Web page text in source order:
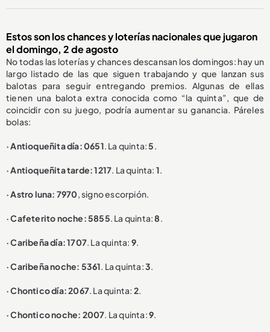
Estos son los chances y loterías nacionales que jugaron
el domingo, 2 de agosto
No todas las loterías y chances descansan los domingos: hay un
largo listado de las que siguen trabajando y que lanzan sus
balotas para seguir entregando premios. Algunas de ellas
tienen una balota extra conocida como “la quinta”, que de
coincidir con su juego, podría aumentar su ganancia. Páreles
bolas:
· Antioqueñita día: 0651. La quinta:5.
· Antioqueñita tarde: 1217. La quinta: 1.
· Astro luna: 7970, signo escorpión.
· Cafeterito noche: 5855. La quinta:8.
· Caribeña día: 1707. La quinta: 9.
· Caribeña noche: 5361. La quinta:3.
· Chontico día: 2067. La quinta: 2.
· Chontico noche: 2007. La quinta:9.